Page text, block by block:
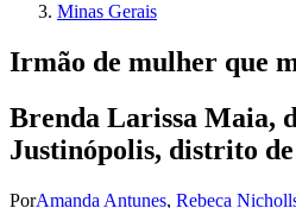
Minas Gerais
Irmão de mulher que
Brenda Larissa Maia,
Justinópolis, distrito
PorAmanda Antunes, Rebeca